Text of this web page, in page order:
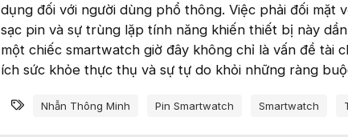
dụng đối với người dùng phổ thông. Việc phải đối mặt
sạc pin và sự trùng lặp tính năng khiến thiết bị này
một chiếc smartwatch giờ đây không chỉ là vấn đề tài
ích sức khỏe thực thụ và sự tự do khỏi những ràng
Từ khóa
Nhẫn Thông Minh Pin Smartwatch Smartwatch